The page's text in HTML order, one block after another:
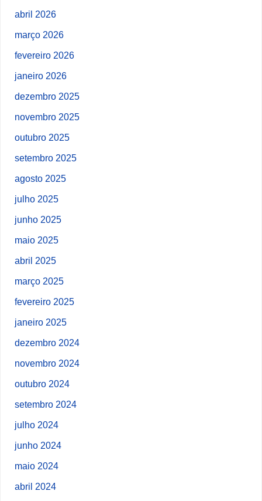
abril 2026
março 2026
fevereiro 2026
janeiro 2026
dezembro 2025
novembro 2025
outubro 2025
setembro 2025
agosto 2025
julho 2025
junho 2025
maio 2025
abril 2025
março 2025
fevereiro 2025
janeiro 2025
dezembro 2024
novembro 2024
outubro 2024
setembro 2024
julho 2024
junho 2024
maio 2024
abril 2024